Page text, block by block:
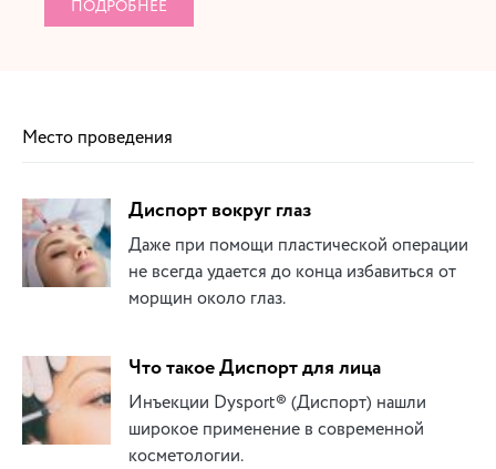
ПОДРОБНЕЕ
Место проведения
Диспорт вокруг глаз
Даже при помощи пластической операции
не всегда удается до конца избавиться от
морщин около глаз.
Что такое Диспорт для лица
Инъекции Dysport® (Диспорт) нашли
широкое применение в современной
косметологии.